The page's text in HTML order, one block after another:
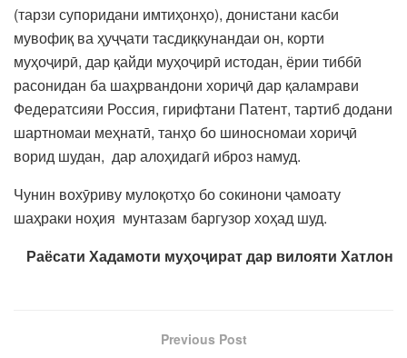
(тарзи супоридани имтиҳонҳо), донистани касби
мувофиқ ва ҳуҷҷати тасдиқкунандаи он, корти
муҳоҷирӣ, дар қайди муҳоҷирӣ истодан, ёрии тиббӣ
расонидан ба шаҳрвандони хориҷӣ дар қаламрави
Федератсияи Россия, гирифтани Патент, тартиб додани
шартномаи меҳнатӣ, танҳо бо шиносномаи хориҷӣ
ворид шудан, дар алоҳидагӣ иброз намуд.
Чунин вохӯриву мулоқотҳо бо сокинони ҷамоату
шаҳраки ноҳия мунтазам баргузор хоҳад шуд.
Раёсати Хадамоти муҳоҷират дар вилояти Хатлон
Previous Post